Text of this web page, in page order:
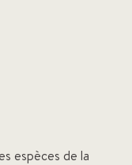
espèces de la